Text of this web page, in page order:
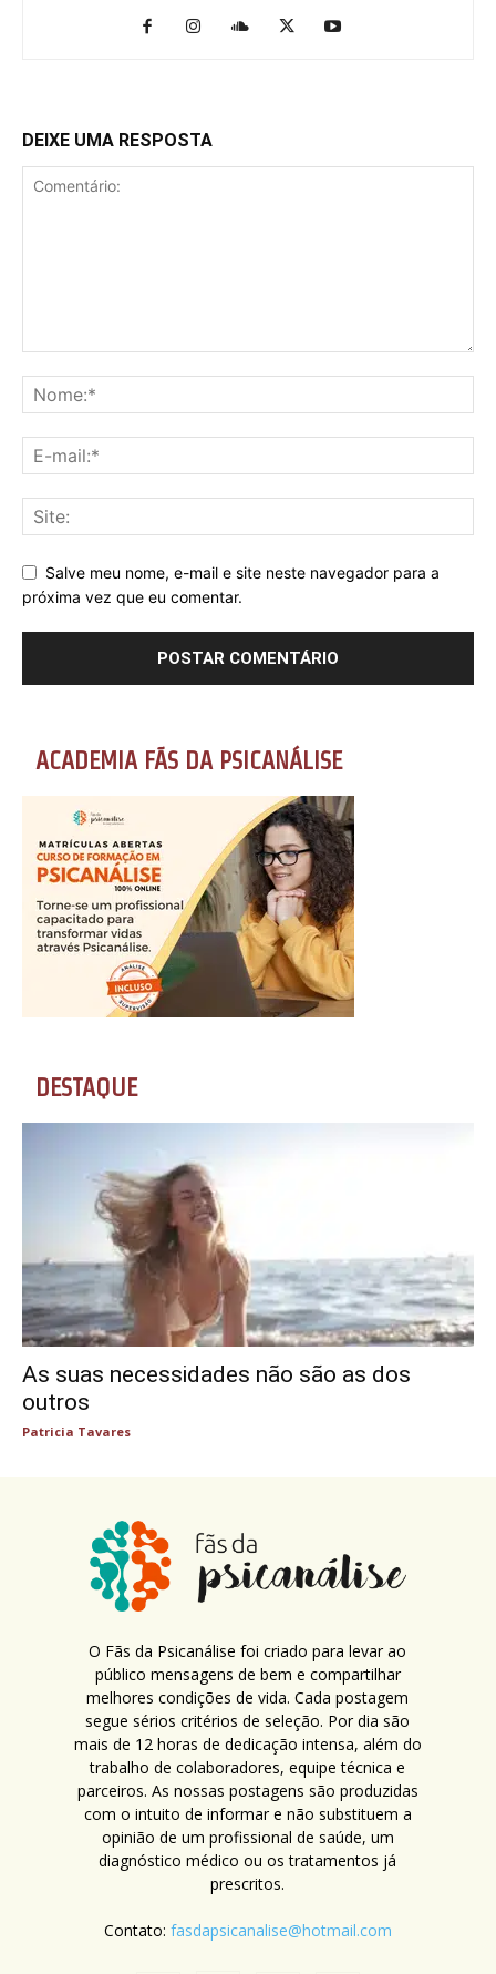
DEIXE UMA RESPOSTA
Salve meu nome, e-mail e site neste navegador para a
próxima vez que eu comentar.
ACADEMIA FÃS DA PSICANÁLISE
DESTAQUE
As suas necessidades não são as dos
outros
Patricia Tavares
O Fãs da Psicanálise foi criado para levar ao
público mensagens de bem e compartilhar
melhores condições de vida. Cada postagem
segue sérios critérios de seleção. Por dia são
mais de 12 horas de dedicação intensa, além do
trabalho de colaboradores, equipe técnica e
parceiros. As nossas postagens são produzidas
com o intuito de informar e não substituem a
opinião de um profissional de saúde, um
diagnóstico médico ou os tratamentos já
prescritos.
Contato: fasdapsicanalise@hotmail.com